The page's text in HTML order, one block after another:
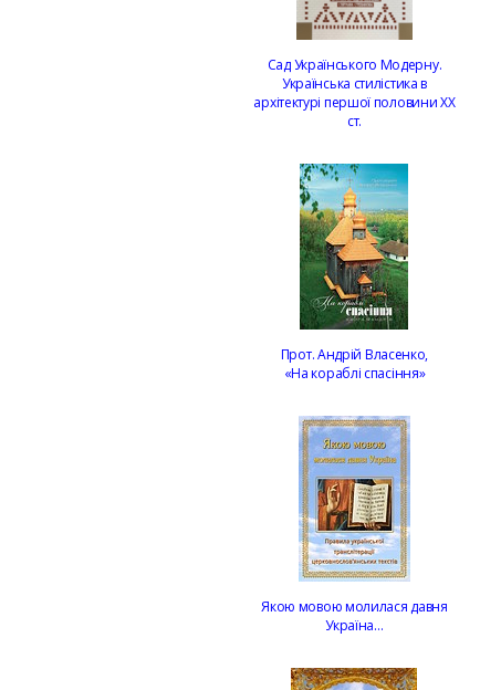
Сад Українського Модерну.
Українська стилістика в
архітектурі першої половини ХХ
ст.
Прот. Андрій Власенко,
«На кораблі спасіння»
Якою мовою молилася давня
Україна…